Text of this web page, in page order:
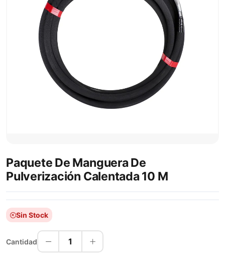
Paquete De Manguera De
Pulverización Calentada 10 M
Sin Stock
Cantidad 1